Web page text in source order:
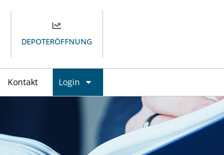
DEPOTERÖFFNUNG
Kontakt Login